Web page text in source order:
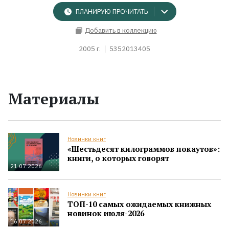
ПЛАНИРУЮ ПРОЧИТАТЬ
Добавить в коллекцию
2005 г. 5352013405
Материалы
21.07.2026
Новинки книг
«Шестьдесят килограммов нокаутов»:
книги, о которых говорят
16.07.2026
Новинки книг
ТОП-10 самых ожидаемых книжных
новинок июля-2026